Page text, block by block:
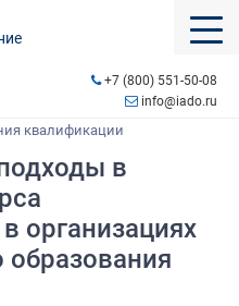
+7 (800) 551-50-08
info@iado.ru
квалификации
в
организациях
образования